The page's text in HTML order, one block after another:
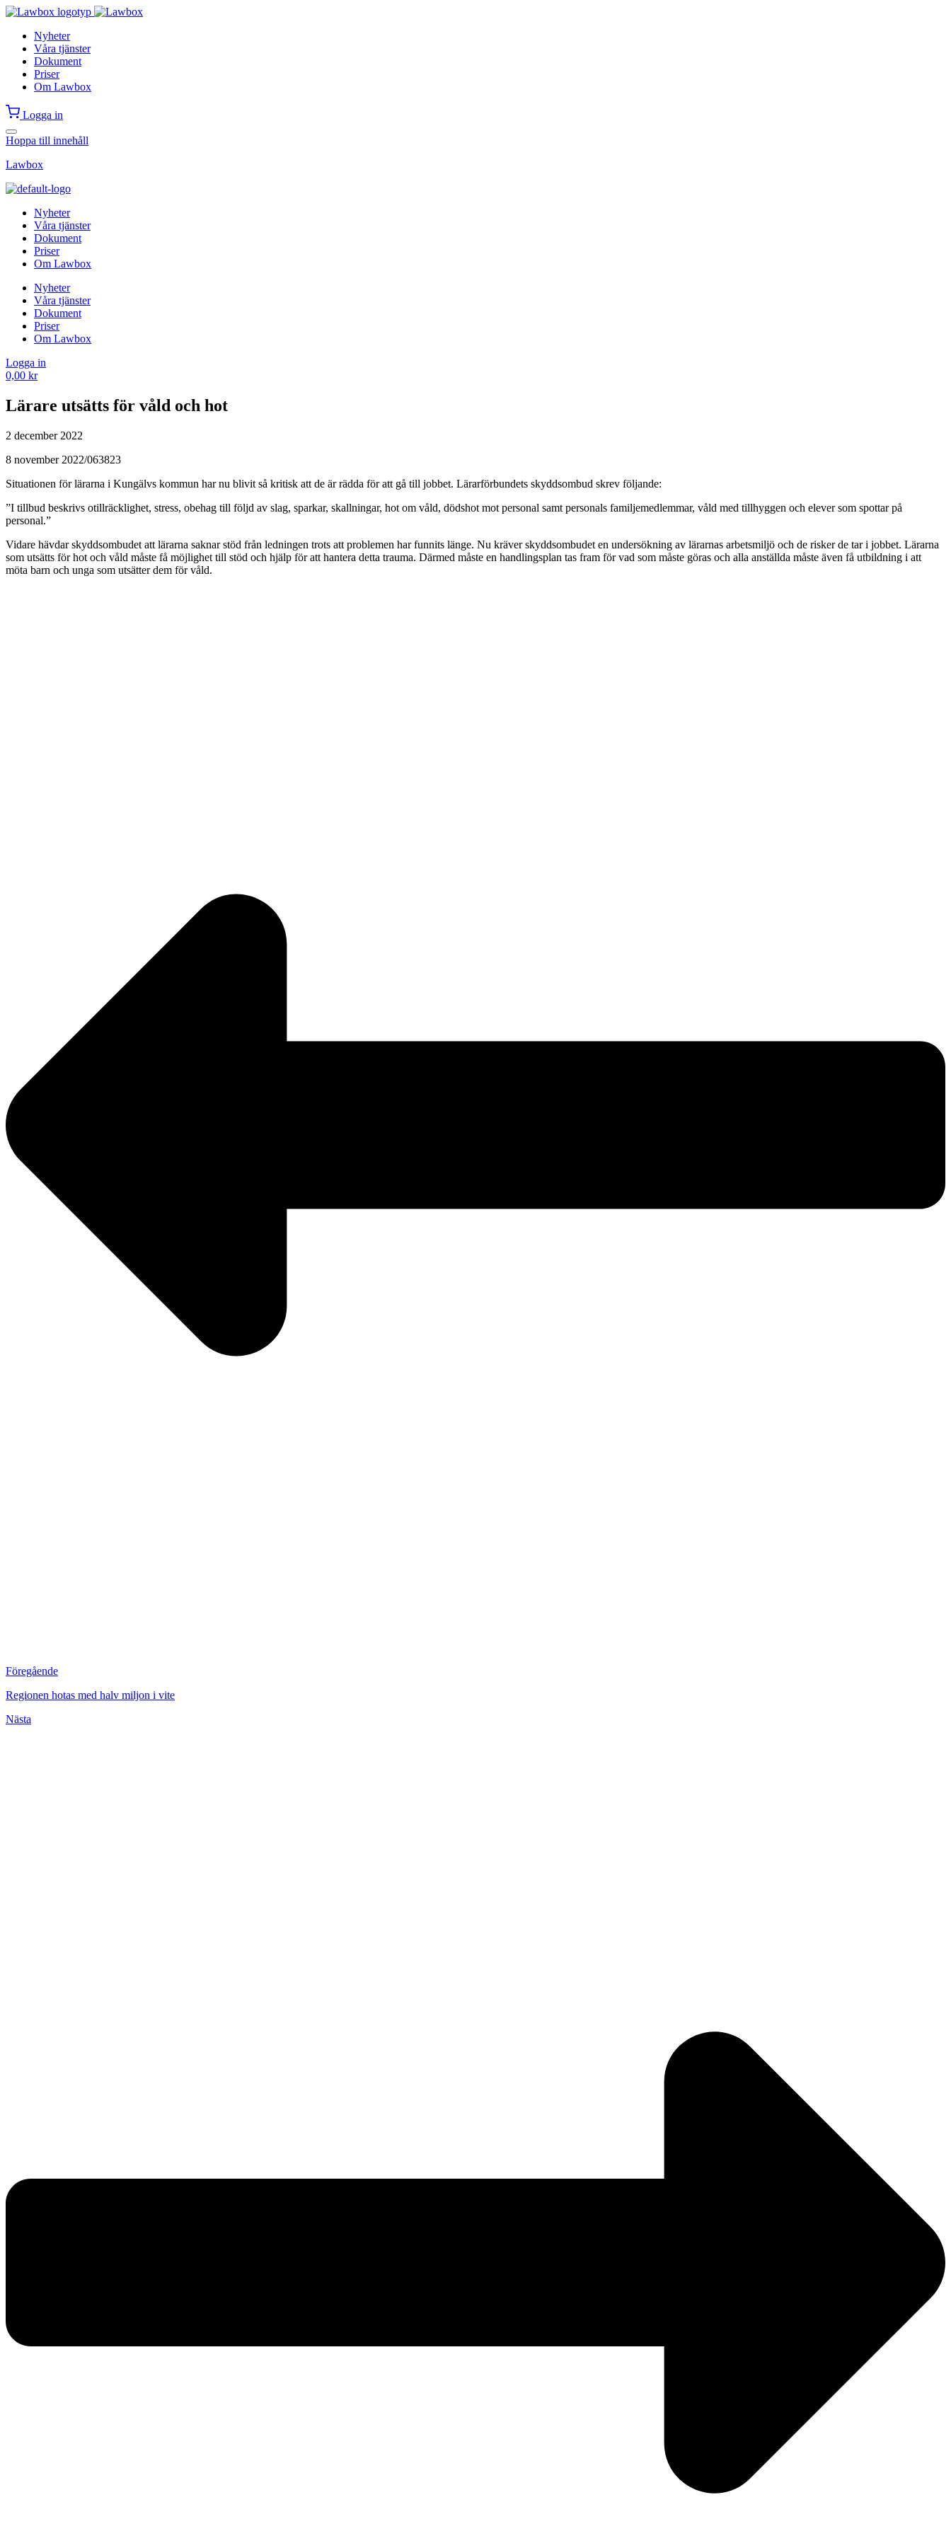
Nyheter
Våra tjänster
Dokument
Priser
Om Lawbox
Logga in
Hoppa till innehåll
Lawbox
Nyheter
Våra tjänster
Dokument
Priser
Om Lawbox
Nyheter
Våra tjänster
Dokument
Priser
Om Lawbox
Logga in
0,00 kr
Lärare utsätts för våld och hot
2 december 2022
8 november 2022/063823
Situationen för lärarna i Kungälvs kommun har nu blivit så kritisk att de är rädda för att gå till jobbet. Lärarförbundets skyddsombud skrev följande:
”I tillbud beskrivs otillräcklighet, stress, obehag till följd av slag, sparkar, skallningar, hot om våld, dödshot mot personal samt personals familjemedlemmar, våld med tillhyggen och elever som spottar på
personal.”
Vidare hävdar skyddsombudet att lärarna saknar stöd från ledningen trots att problemen har funnits länge. Nu kräver skyddsombudet en undersökning av lärarnas arbetsmiljö och de risker de tar i jobbet. Lärarna
som utsätts för hot och våld måste få möjlighet till stöd och hjälp för att hantera detta trauma. Därmed måste en handlingsplan tas fram för vad som måste göras och alla anställda måste även få utbildning i att
möta barn och unga som utsätter dem för våld.
Föregående
Regionen hotas med halv miljon i vite
Nästa